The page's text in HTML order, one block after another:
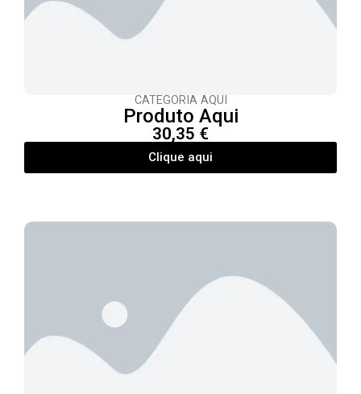
CATEGORIA AQUI
Produto Aqui
30,35 €
Clique aqui